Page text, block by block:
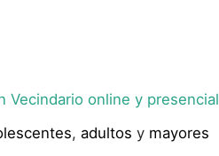
Vecindario online y presencial
, adultos y mayores